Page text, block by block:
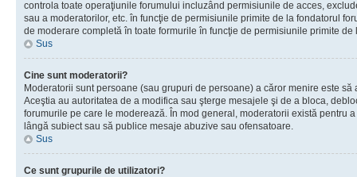
controla toate operaţiunile forumului incluzând permisiunile de acces,
sau a moderatorilor, etc. în funcţie de permisiunile primite de la fondatorul
de moderare completă în toate formurile în funcţie de permisiunile primite de
Sus
Cine sunt moderatorii?
Moderatorii sunt persoane (sau grupuri de persoane) a căror menire este
Aceştia au autoritatea de a modifica sau şterge mesajele şi de a bloca,
forumurile pe care le moderează. În mod general, moderatorii există pentru
lângă subiect sau să publice mesaje abuzive sau ofensatoare.
Sus
Ce sunt grupurile de utilizatori?